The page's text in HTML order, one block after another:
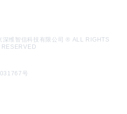
维智信科技有限公司 ® ALL RIGHTS
RESERVED
号